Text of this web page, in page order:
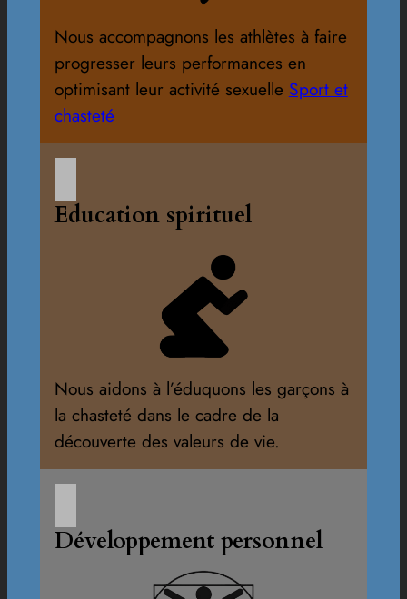
Nous accompagnons les athlètes à faire
progresser leurs performances en
optimisant leur activité sexuelle Sport et
chasteté
Education spirituel
Nous aidons à l’éduquons les garçons à
la chasteté dans le cadre de la
découverte des valeurs de vie.
Développement personnel